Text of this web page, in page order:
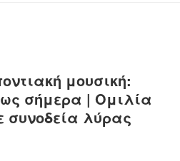
μουσική:
σήμερα | Ομιλία
συνοδεία λύρας